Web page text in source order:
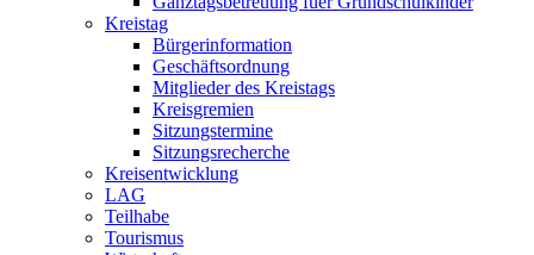
Kreistag
Bürgerinformation
Geschäftsordnung
Mitglieder des Kreistags
Kreisgremien
Sitzungstermine
Sitzungsrecherche
Kreisentwicklung
LAG
Teilhabe
Tourismus